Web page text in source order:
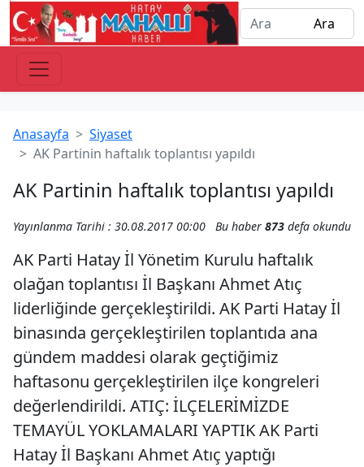
Anasayfa
Siyaset
AK Partinin haftalık toplantısı yapıldı
AK Partinin haftalık toplantısı yapıldı
Yayınlanma Tarihi : 30.08.2017 00:00 Bu haber 873 defa okundu
AK Parti Hatay İl Yönetim Kurulu haftalık
olağan toplantısı İl Başkanı Ahmet Atıç
liderliğinde gerçekleştirildi. AK Parti Hatay İl
binasında gerçekleştirilen toplantıda ana
gündem maddesi olarak geçtiğimiz
haftasonu gerçekleştirilen ilçe kongreleri
değerlendirildi. ATIÇ: İLÇELERİMİZDE
TEMAYÜL YOKLAMALARI YAPTIK AK Parti
Hatay İl Başkanı Ahmet Atıç yaptığı